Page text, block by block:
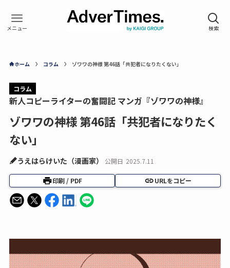
ホーム コラム ゾワワの神様 第46話「共犯者になりたくない」
コラム
新人コピーライターの奮闘記 マンガ『ゾワワの神様』
ゾワワの神様 第46話「共犯者になりたく
ない」
うえはらけいた（漫画家） 公開日 2025.7.11
印刷 / PDF URLをコピー